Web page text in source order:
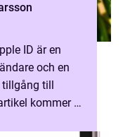
ID är en
och en
tillgång till
kommer vi